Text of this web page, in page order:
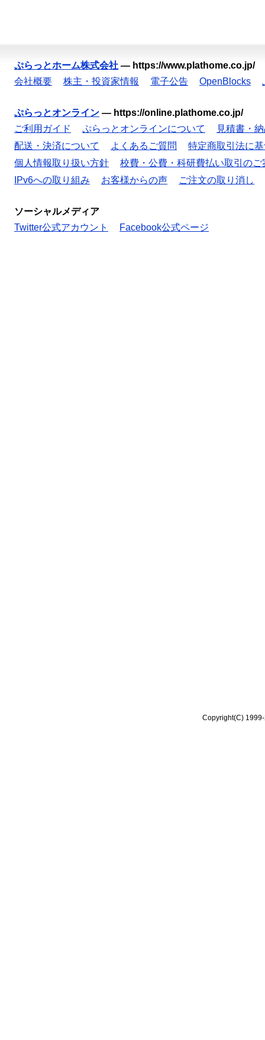
ぷらっとホーム株式会社 — https://www.plathome.co.jp/
会社概要
株主・投資家情報 電子公告 OpenBlocks
ぷらっとオンライン — https://online.plathome.co.jp/
ご利用ガイド
ぷらっとオンラインについて
見積書・
配送・決済について
よくあるご質問
特定商取引法に
個人情報取り扱い方針
校費・公費・科研費払い取引のご
IPv6への取り組み
お客様からの声 ご注文の取り消し
ソーシャルメディア
Twitter公式アカウント
Facebook公式ページ
Copyright(C)